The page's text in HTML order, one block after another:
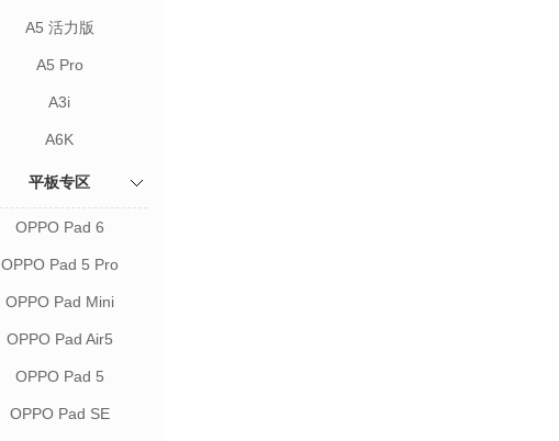
A5 活力版
A5 Pro
A3i
A6K
平板专区
OPPO Pad 6
OPPO Pad 5 Pro
OPPO Pad Mini
OPPO Pad Air5
OPPO Pad 5
OPPO Pad SE